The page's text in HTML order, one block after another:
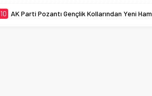
10 AK Parti Pozantı Gençlik Kollarından Yeni Hamle: WhatsApp İletişim Hattı Geliyor